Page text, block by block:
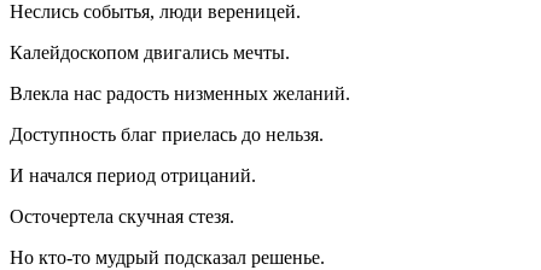
Неслись событья, люди вереницей.
Калейдоскопом двигались мечты.
Влекла нас радость низменных желаний.
Доступность благ приелась до нельзя.
И начался период отрицаний.
Осточертела скучная стезя.
Но кто-то мудрый подсказал решенье.